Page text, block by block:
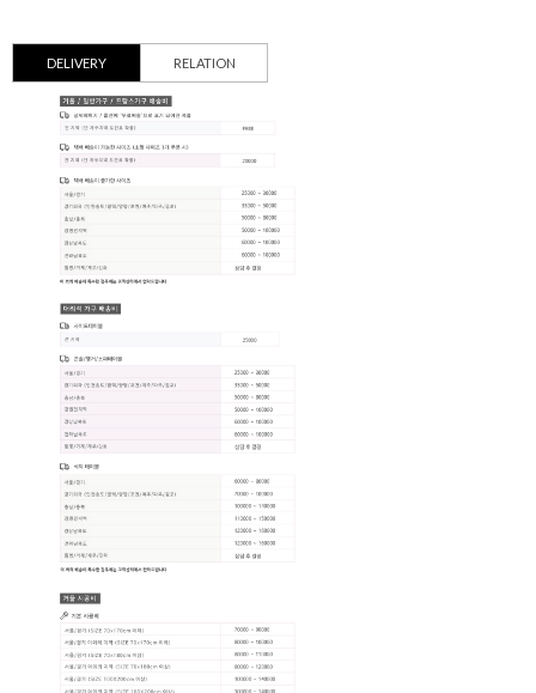
DELIVERY RELATION